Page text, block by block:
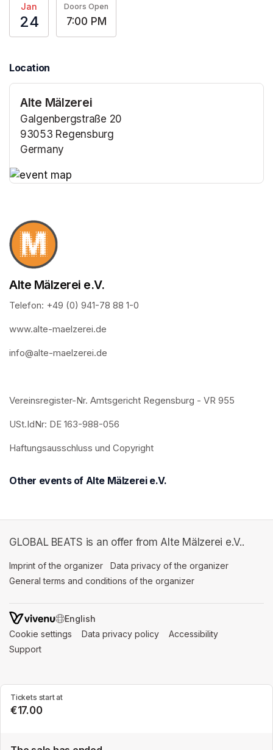
Jan
24
Doors Open
7:00 PM
Location
Alte Mälzerei
Galgenbergstraße 20
93053 Regensburg
Germany
Tickets start at
€17.00
Alte Mälzerei e.V.
Telefon: +49 (0) 941-78 88 1-0
www.alte-maelzerei.de
info@alte-maelzerei.de
Vereinsregister-Nr. Amtsgericht Regensburg - VR 955
USt.IdNr: DE 163-988-056
Haftungsausschluss und Copyright
Other events of Alte Mälzerei e.V.
GLOBAL BEATS is an offer from Alte Mälzerei e.V..
Imprint of the organizer (opens in a new tab)
Data privacy of the organizer
General terms and conditions of the organizer
SWITCH LANGUAGE
Cookie settings (opens in a new tab)
Data privacy policy (opens in a new tab)
Accessibility
Support